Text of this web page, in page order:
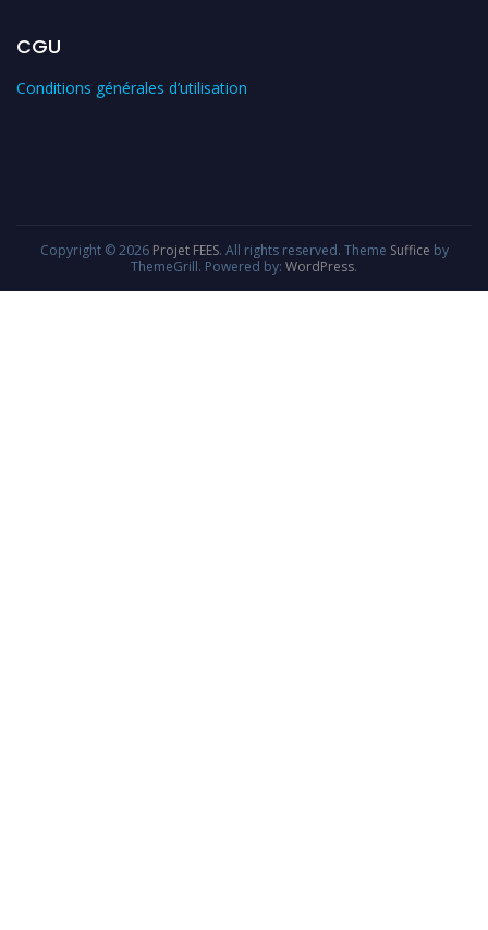
CGU
Conditions générales d’utilisation
Copyright © 2026 Projet FEES. All rights reserved. Theme Suffice by
ThemeGrill. Powered by: WordPress.